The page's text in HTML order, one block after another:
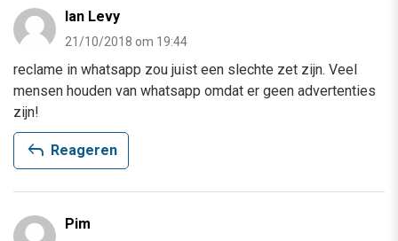
Ian Levy
21/10/2018 om 19:44
reclame in whatsapp zou juist een slechte zet zijn. Veel
mensen houden van whatsapp omdat er geen advertenties
zijn!
reply Reageren
Pim